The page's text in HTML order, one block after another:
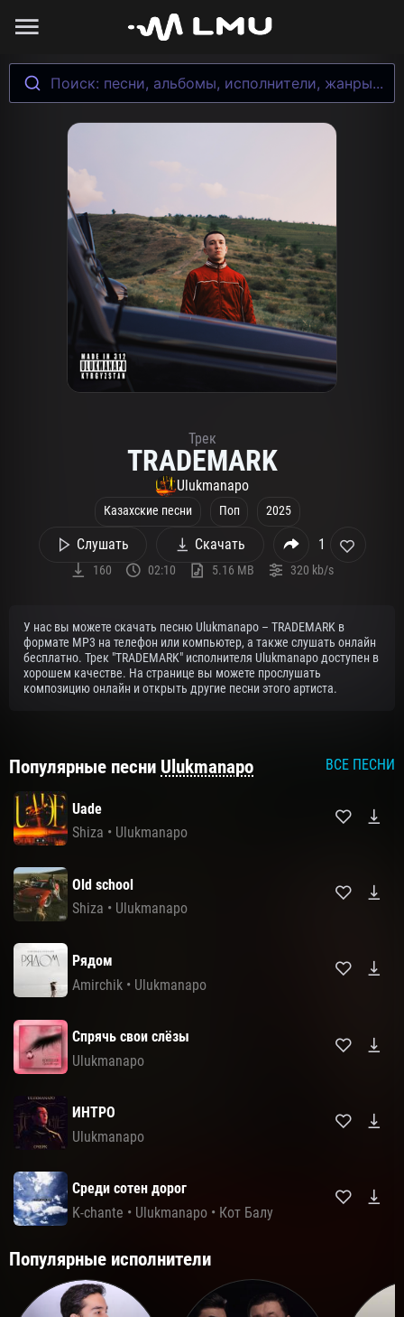
Поиск: песни, альбомы, исполнители, жанры...
Трек
TRADEMARK
Ulukmanapo
Казахские песни Поп 2025
Слушать Скачать 1
160 02:10 5.16 MB 320 kb/s
У нас вы можете скачать песню Ulukmanapo – TRADEMARK в
формате MP3 на телефон или компьютер, а также слушать онлайн
бесплатно. Трек "TRADEMARK" исполнителя Ulukmanapo доступен в
хорошем качестве. На странице вы можете прослушать
композицию онлайн и открыть другие песни этого артиста.
Популярные песни Ulukmanapo ВСЕ ПЕСНИ
Uade
Shiza • Ulukmanapo
Old school
Shiza • Ulukmanapo
Рядом
Amirchik • Ulukmanapo
Спрячь свои слёзы
Ulukmanapo
ИНТРО
Ulukmanapo
Среди сотен дорог
K-chante • Ulukmanapo • Кот Балу
Популярные исполнители